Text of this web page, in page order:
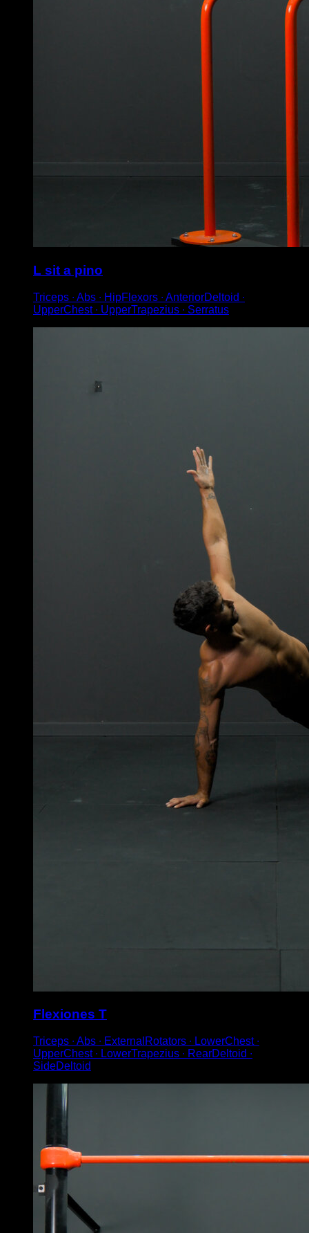
L sit a pino
Triceps ∙ Abs ∙ HipFlexors ∙ AnteriorDeltoid ∙
UpperChest ∙ UpperTrapezius ∙ Serratus
Flexiones T
Triceps ∙ Abs ∙ ExternalRotators ∙ LowerChest ∙
UpperChest ∙ LowerTrapezius ∙ RearDeltoid ∙
SideDeltoid